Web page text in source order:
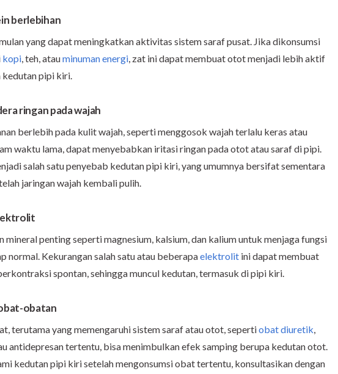
berlebihan
yang dapat meningkatkan aktivitas sistem saraf pusat. Jika dikonsumsi
kopi, teh, atauminuman energi, zat ini dapat membuat otot menjadi lebih aktif
kedutan pipi kiri.
ringan pada wajah
berlebih pada kulit wajah, seperti menggosok wajah terlalu keras atau
waktu lama, dapat menyebabkan iritasi ringan pada otot atau saraf di pipi.
salah satu penyebab kedutan pipi kiri, yang umumnya bersifat sementara
jaringan wajah kembali pulih.
mineral penting seperti magnesium, kalsium, dan kalium untuk menjaga fungsi
normal. Kekurangan salah satu atau beberapaelektrolit ini dapat membuat
spontan, sehingga muncul kedutan, termasuk di pipi kiri.
obatan
terutama yang memengaruhi sistem saraf atau otot, sepertiobat diuretik,
antidepresan tertentu, bisa menimbulkan efek samping berupa kedutan otot.
kedutan pipi kiri setelah mengonsumsi obat tertentu, konsultasikan dengan